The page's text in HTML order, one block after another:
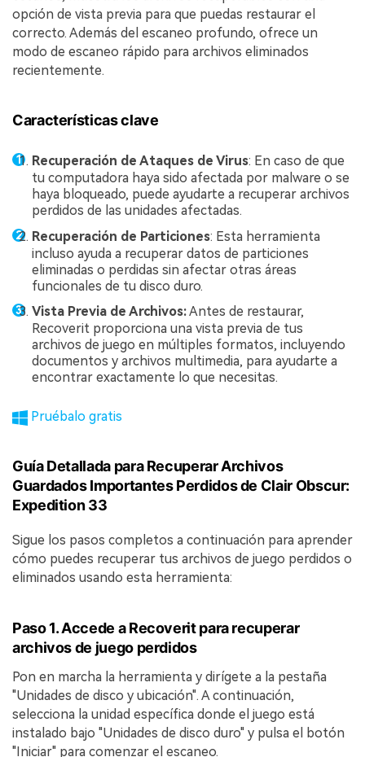
opción de vista previa para que puedas restaurar el
correcto. Además del escaneo profundo, ofrece un
modo de escaneo rápido para archivos eliminados
recientemente.
Características clave
Recuperación de Ataques de Virus: En caso de que
tu computadora haya sido afectada por malware o se
haya bloqueado, puede ayudarte a recuperar archivos
perdidos de las unidades afectadas.
Recuperación de Particiones: Esta herramienta
incluso ayuda a recuperar datos de particiones
eliminadas o perdidas sin afectar otras áreas
funcionales de tu disco duro.
Vista Previa de Archivos:Antes de restaurar,
Recoverit proporciona una vista previa de tus
archivos de juego en múltiples formatos, incluyendo
documentos y archivos multimedia, para ayudarte a
encontrar exactamente lo que necesitas.
Pruébalo gratis
Guía Detallada para Recuperar Archivos
Guardados Importantes Perdidos de Clair Obscur:
Expedition 33
Sigue los pasos completos a continuación para aprender
cómo puedes recuperar tus archivos de juego perdidos o
eliminados usando esta herramienta:
Paso 1. Accede a Recoverit para recuperar
archivos de juego perdidos
Pon en marcha la herramienta y dirígete a la pestaña
"Unidades de disco y ubicación". A continuación,
selecciona la unidad específica donde el juego está
instalado bajo "Unidades de disco duro" y pulsa el botón
"Iniciar" para comenzar el escaneo.